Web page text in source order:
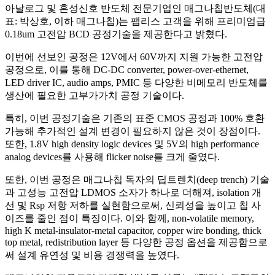
아날로그 및 혼성신호 반도체 전문기업인 매그나칩반도체(대
표: 박상호, 이하 매그나칩)는 팹리스 고객을 위해 프리미엄급
0.18um 고전압 BCD 공정기술을 제공한다고 밝혔다.
이번에 선보인 공정은 12V에서 60V까지 지원 가능한 고전압
공정으로, 이를 통해 DC-DC converter, power-over-ethernet,
LED driver IC, audio amps, PMIC 등 다양한 비메모리 반도체를
생산에 필요한 고부가가치 공정 기술이다.
특히, 이번 공정기술은 기존의 표준 CMOS 공정과 100% 호환
가능해 추가적인 설계 변경이 필요하지 않은 것이 장점이다.
또한, 1.8V high density logic devices 및 5V의 high performance
analog devices를 사용해 flicker noise를 크게 줄였다.
또한, 이번 공정은 매그나칩 독자의 딥트렌치(deep trench) 기술
과 고성능 고전압 LDMOS 소자가 하나로 더해져, isolation 개
선 및 Rsp 저항 저하를 실현함으로써, 신뢰성을 높이고 칩 사
이즈를 줄인 점이 특징이다. 이와 함께, non-volatile memory,
high K metal-insulator-metal capacitor, copper wire bonding, thick
top metal, redistribution layer 등 다양한 공정 옵션을 제공함으로
써 설계 유연성 및 비용 경쟁력을 높였다.